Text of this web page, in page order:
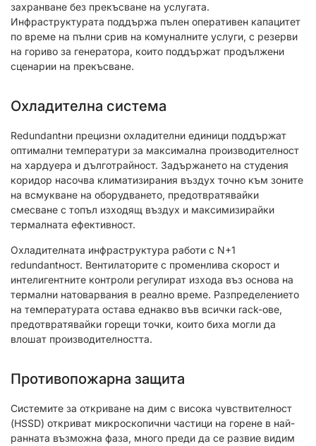
захранване без прекъсване на услугата.
Инфраструктурата поддържа пълен оперативен капацитет
по време на пълни срив на комуналните услуги, с резерви
на гориво за генератора, които поддържат продължени
сценарии на прекъсване.
Охладителна система
Redundantни прецизни охладителни единици поддържат
оптимални температури за максимална производителност
на хардуера и дълготрайност. Задържането на студения
коридор насочва климатизирания въздух точно към зоните
на всмукване на оборудването, предотвратявайки
смесване с топъл изходящ въздух и максимизирайки
термалната ефективност.
Охладителната инфраструктура работи с N+1
redundantност. Вентилаторите с променлива скорост и
интелигентните контроли регулират изхода въз основа на
термални натоварвания в реално време. Разпределението
на температурата остава еднакво във всички rack-ове,
предотвратявайки горещи точки, които биха могли да
влошат производителността.
Противопожарна защита
Системите за откриване на дим с висока чувствителност
(HSSD) откриват микроскопични частици на горене в най-
ранната възможна фаза, много преди да се развие видим